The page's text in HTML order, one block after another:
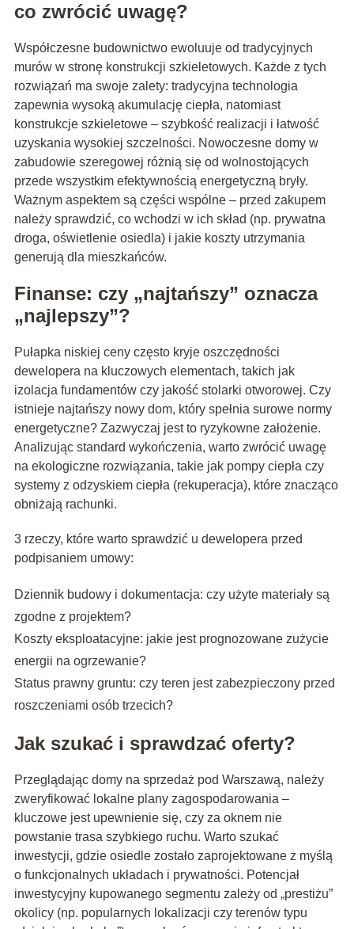
co zwrócić uwagę?
Współczesne budownictwo ewoluuje od tradycyjnych
murów w stronę konstrukcji szkieletowych. Każde z tych
rozwiązań ma swoje zalety: tradycyjna technologia
zapewnia wysoką akumulację ciepła, natomiast
konstrukcje szkieletowe – szybkość realizacji i łatwość
uzyskania wysokiej szczelności. Nowoczesne domy w
zabudowie szeregowej różnią się od wolnostojących
przede wszystkim efektywnością energetyczną bryły.
Ważnym aspektem są części wspólne – przed zakupem
należy sprawdzić, co wchodzi w ich skład (np. prywatna
droga, oświetlenie osiedla) i jakie koszty utrzymania
generują dla mieszkańców.
Finanse: czy „najtańszy” oznacza
„najlepszy”?
Pułapka niskiej ceny często kryje oszczędności
dewelopera na kluczowych elementach, takich jak
izolacja fundamentów czy jakość stolarki otworowej. Czy
istnieje najtańszy nowy dom, który spełnia surowe normy
energetyczne? Zazwyczaj jest to ryzykowne założenie.
Analizując standard wykończenia, warto zwrócić uwagę
na ekologiczne rozwiązania, takie jak pompy ciepła czy
systemy z odzyskiem ciepła (rekuperacja), które znacząco
obniżają rachunki.
3 rzeczy, które warto sprawdzić u dewelopera przed
podpisaniem umowy:
Dziennik budowy i dokumentacja: czy użyte materiały są
zgodne z projektem?
Koszty eksploatacyjne: jakie jest prognozowane zużycie
energii na ogrzewanie?
Status prawny gruntu: czy teren jest zabezpieczony przed
roszczeniami osób trzecich?
Jak szukać i sprawdzać oferty?
Przeglądając domy na sprzedaż pod Warszawą, należy
zweryfikować lokalne plany zagospodarowania –
kluczowe jest upewnienie się, czy za oknem nie
powstanie trasa szybkiego ruchu. Warto szukać
inwestycji, gdzie osiedle zostało zaprojektowane z myślą
o funkcjonalnych układach i prywatności. Potencjał
inwestycyjny kupowanego segmentu zależy od „prestiżu”
okolicy (np. popularnych lokalizacji czy terenów typu